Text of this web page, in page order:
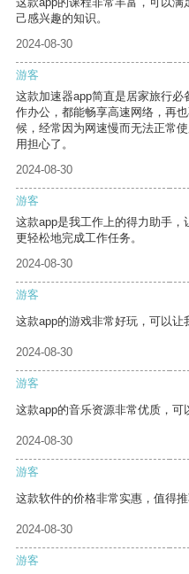
己感兴趣的知识。
2024-08-30
游客
这款加速器app简直是居家旅行
作办公，都能畅享高速网络，再
候，经常因为网速慢而无法正常
用担心了。
2024-08-30
游客
这款app是我工作上的得力助手
更轻松地完成工作任务。
2024-08-30
游客
这款app的游戏非常好玩，可以让
2024-08-30
游客
这款app的音乐资源非常优质，可
2024-08-30
游客
这款软件的价格非常实惠，值得推
2024-08-30
游客